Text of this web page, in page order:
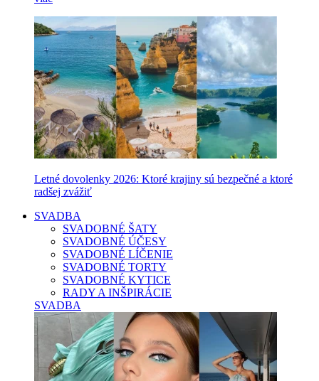
Letné dovolenky 2026: Ktoré krajiny sú bezpečné a ktoré
radšej zvážiť
SVADBA
SVADOBNÉ ŠATY
SVADOBNÉ ÚČESY
SVADOBNÉ LÍČENIE
SVADOBNÉ TORTY
SVADOBNÉ KYTICE
RADY A INŠPIRÁCIE
SVADBA